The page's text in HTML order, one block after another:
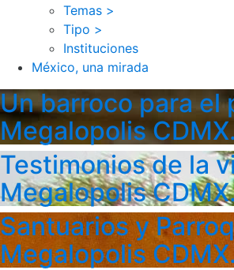
Temas >
Tipo >
Instituciones
México, una mirada
Un barroco para el
Megalopolis
Testimonios de la
Megalopolis
Santuarios y
Megalopolis